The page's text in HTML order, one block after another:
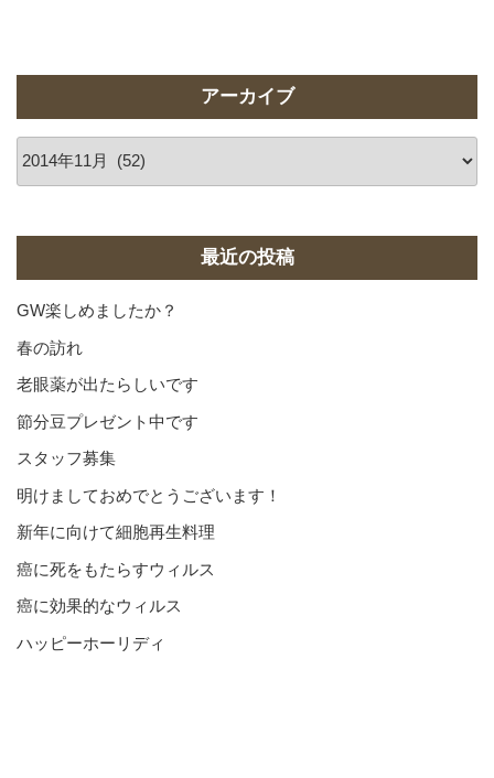
アーカイブ
最近の投稿
GW楽しめましたか？
春の訪れ
老眼薬が出たらしいです
節分豆プレゼント中です
スタッフ募集
明けましておめでとうございます！
新年に向けて細胞再生料理
癌に死をもたらすウィルス
癌に効果的なウィルス
ハッピーホーリディ